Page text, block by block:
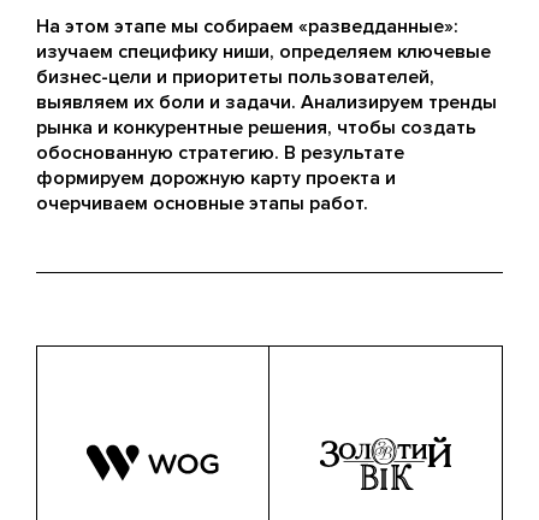
На этом этапе мы собираем «разведданные»:
изучаем специфику ниши, определяем ключевые
бизнес-цели и приоритеты пользователей,
выявляем их боли и задачи. Анализируем тренды
рынка и конкурентные решения, чтобы создать
обоснованную стратегию. В результате
формируем дорожную карту проекта и
очерчиваем основные этапы работ.